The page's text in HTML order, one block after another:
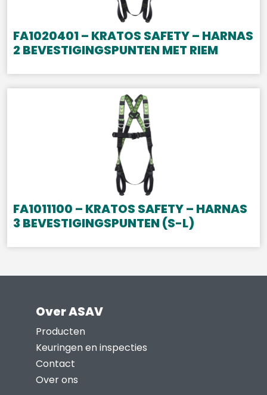
FA1020401 – KRATOS SAFETY – HARNAS
2 BEVESTIGINGSPUNTEN MET RIEM
FA1011100 – KRATOS SAFETY – HARNAS
3 BEVESTIGINGSPUNTEN (S-L)
Over ASAV
Producten
Keuringen en inspecties
Contact
Over ons